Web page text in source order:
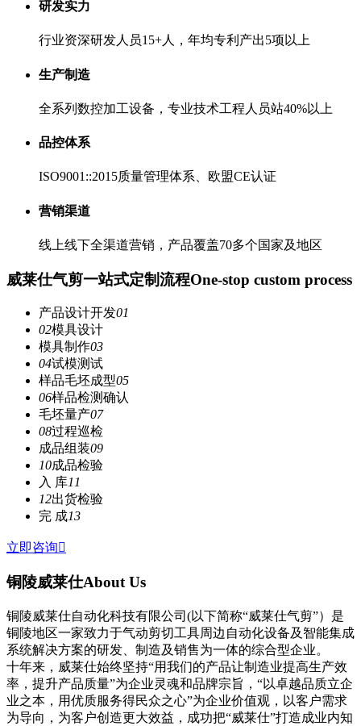
研发实力
行业资深研发人员15+人，年均专利产出5项以上
生产制造
全系列数控加工设备，专业技术工程人员站40%以上
品控体系
ISO9001::2015质量管理体系、欧盟CE认证
营销渠道
线上线下全渠道营销，产品覆盖70多个国家及地区
威莱仕气剪一站式定制流程One-stop custom process
产品设计开发01
02模具设计
模具制作03
04试模测试
样品毛坯成型05
06样品检测确认
毛坯量产07
08过程巡检
成品组装09
10成品检验
入 库11
12出货检验
完 成13
立即咨询
铜陵威莱仕About Us
铜陵威莱仕自动化科技有限公司(以下简称“威莱仕气剪”）是
铜陵地区一家致力于气动剪切工具周边自动化设备及智能集成
系统解决方案的研发、制造及销售为一体的综合型企业。
十年来，威莱仕始终坚持“用我们的产品让制造业提高生产效
率，提升产品质量”为企业灵魂和品牌宗旨，“以卓越品质立企
业之本，用优质服务得民众之心”为企业价值观，以客户需求
为导向，为客户创造更大效益，成功把“威莱仕”打造成业内知